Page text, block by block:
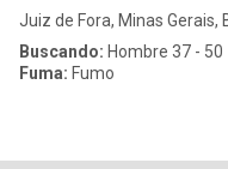
Juiz de Fora, Minas Gerais,
Buscando: Hombre 37 - 50
Fuma: Fumo